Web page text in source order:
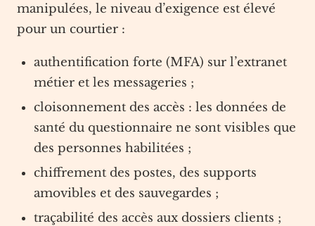
manipulées, le niveau d’exigence est élevé
pour un courtier :
authentification forte (MFA) sur l’extranet
métier et les messageries ;
cloisonnement des accès : les données de
santé du questionnaire ne sont visibles que
des personnes habilitées ;
chiffrement des postes, des supports
amovibles et des sauvegardes ;
traçabilité des accès aux dossiers clients ;